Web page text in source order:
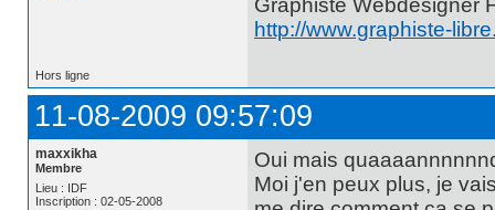
Graphiste Webdesigner
http://www.graphiste-
Hors ligne
11-08-2009 09:57:09
maxxikha
Membre
Lieu : IDF
Inscription : 02-05-2008
Oui mais
Moi j'en peux plus, je